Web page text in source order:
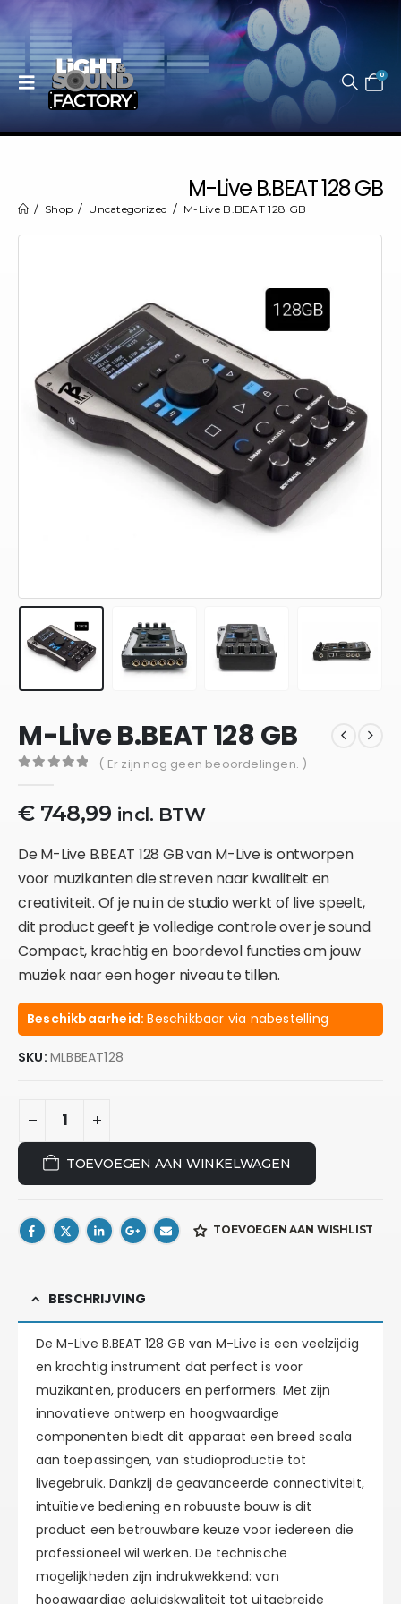
0
M-Live B.BEAT 128 GB
Shop Uncategorized M-Live B.BEAT 128 GB
M-Live B.BEAT 128 GB
( Er zijn nog geen beoordelingen. )
€748,99 incl. BTW
De M-Live B.BEAT 128 GB van M-Live is ontworpen
voor muzikanten die streven naar kwaliteit en
creativiteit. Of je nu in de studio werkt of live speelt,
dit product geeft je volledige controle over je sound.
Compact, krachtig en boordevol functies om jouw
muziek naar een hoger niveau te tillen.
Beschikbaarheid:Beschikbaar via nabestelling
SKU: MLBBEAT128
TOEVOEGEN AAN WINKELWAGEN
TOEVOEGEN AAN WISHLIST
BESCHRIJVING
De M-Live B.BEAT 128 GB van M-Live is een veelzijdig
en krachtig instrument dat perfect is voor
muzikanten, producers en performers. Met zijn
innovatieve ontwerp en hoogwaardige
componenten biedt dit apparaat een breed scala
aan toepassingen, van studioproductie tot
livegebruik. Dankzij de geavanceerde connectiviteit,
intuïtieve bediening en robuuste bouw is dit
product een betrouwbare keuze voor iedereen die
professioneel wil werken. De technische
mogelijkheden zijn indrukwekkend: van
hoogwaardige geluidskwaliteit tot uitgebreide